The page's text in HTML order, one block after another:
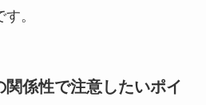
。
係性で注意したいポイ